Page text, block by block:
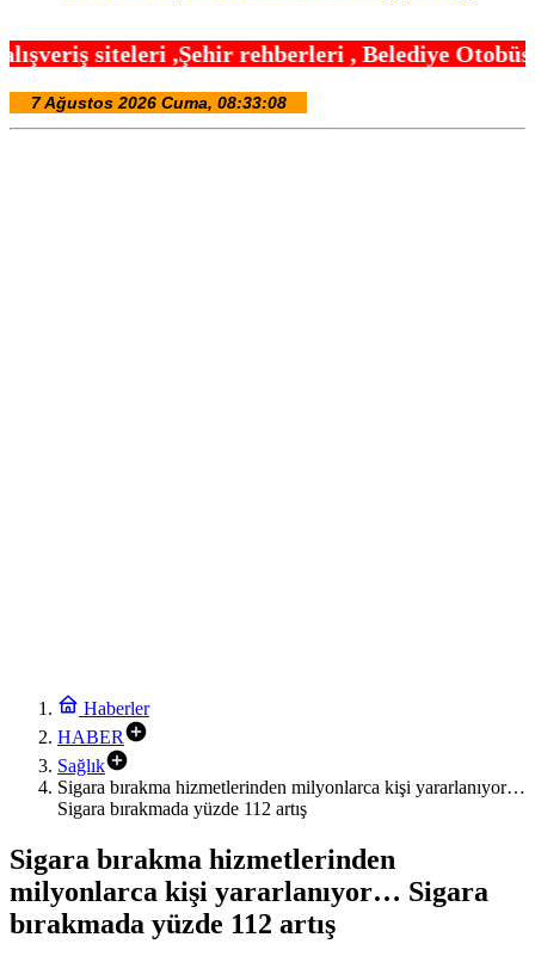
,Şehir rehberleri , Belediye
Haberler
HABER
Sağlık
Sigara bırakma hizmetlerinden milyonlarca kişi yararlanıyor…
Sigara bırakmada yüzde 112 artış
Sigara bırakma hizmetlerinden
milyonlarca kişi yararlanıyor… Sigara
bırakmada yüzde 112 artış